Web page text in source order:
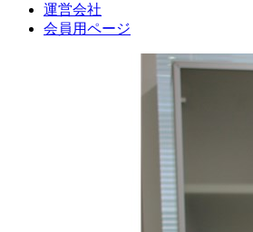
運営会社
会員用ページ